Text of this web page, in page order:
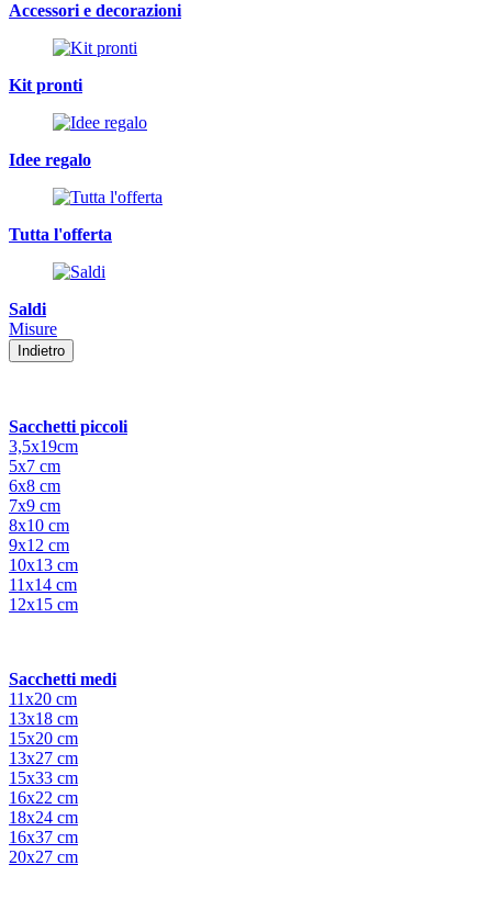
Accessori e decorazioni
Kit pronti
Idee regalo
Tutta l'offerta
Saldi
Misure
Indietro
Sacchetti piccoli
3,5x19cm
5x7 cm
6x8 cm
7x9 cm
8x10 cm
9x12 cm
10x13 cm
11x14 cm
12x15 cm
Sacchetti medi
11x20 cm
13x18 cm
15x20 cm
13x27 cm
15x33 cm
16x22 cm
18x24 cm
16x37 cm
20x27 cm